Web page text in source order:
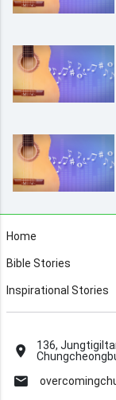
Home
Bible Stories
Inspirational Stories
136,